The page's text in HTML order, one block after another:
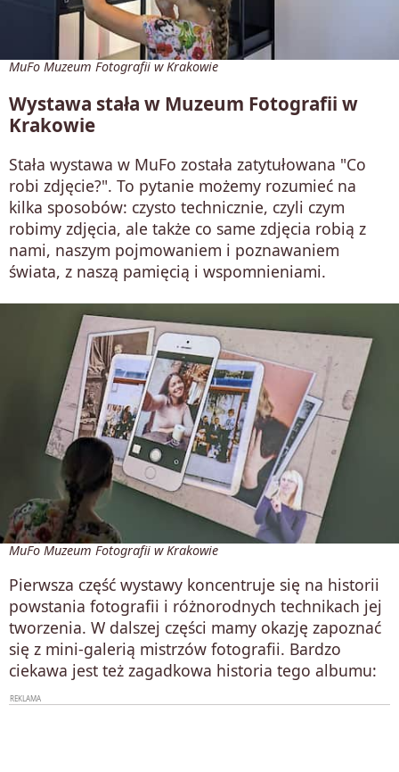
MuFo Muzeum Fotografii w Krakowie
Wystawa stała w Muzeum Fotografii w
Krakowie
Stała wystawa w MuFo została zatytułowana "Co
robi zdjęcie?". To pytanie możemy rozumieć na
kilka sposobów: czysto technicznie, czyli czym
robimy zdjęcia, ale także co same zdjęcia robią z
nami, naszym pojmowaniem i poznawaniem
świata, z naszą pamięcią i wspomnieniami.
MuFo Muzeum Fotografii w Krakowie
Pierwsza część wystawy koncentruje się na historii
powstania fotografii i różnorodnych technikach jej
tworzenia. W dalszej części mamy okazję zapoznać
się z mini-galerią mistrzów fotografii. Bardzo
ciekawa jest też zagadkowa historia tego albumu: